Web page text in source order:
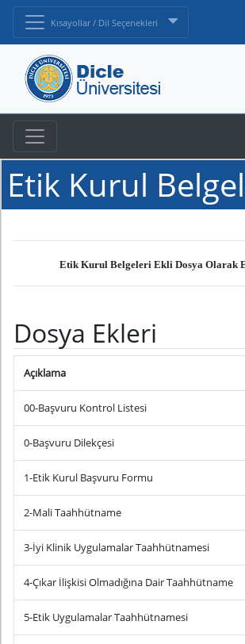
Kısayollar / Dil Seçenekleri
Etik Kurul
Etik Kurul Belgeleri Ekli Dosya Olarak
Dosya Ekleri
Açıklama
00-Başvuru Kontrol Listesi
0-Başvuru Dilekçesi
1-Etik Kurul Başvuru Formu
2-Mali Taahhütname
3-İyi Klinik Uygulamalar Taahhütnamesi
4-Çıkar İlişkisi Olmadığına Dair Taahhütname
5-Etik Uygulamalar Taahhütnamesi